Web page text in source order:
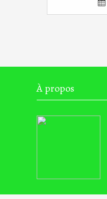

À propos